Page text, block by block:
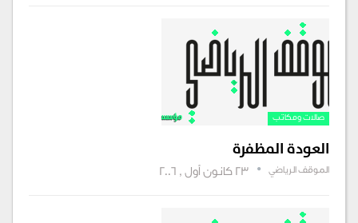
صالات ومكاتب‏‏
العودة المظفرة
الموقف الرياضي 23 كانون أول , 2006